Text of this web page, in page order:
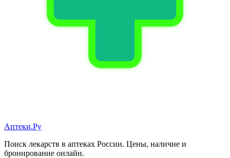
Аптеки.Ру
Поиск лекарств в аптеках России. Цены, наличие и
бронирование онлайн.